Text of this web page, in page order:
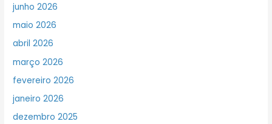
junho 2026
maio 2026
abril 2026
março 2026
fevereiro 2026
janeiro 2026
dezembro 2025